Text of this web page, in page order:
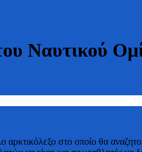
Ναυτικού
αρκτικόλεξο στο οποίο θα